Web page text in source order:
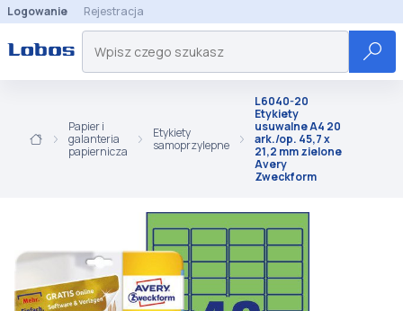
Logowanie Rejestracja
Papier i
galanteria
papiernicza
Etykiety
samoprzylepne
L6040-20
Etykiety
usuwalne A4 20
ark./op. 45,7 x
21,2 mm zielone
Avery
Zweckform